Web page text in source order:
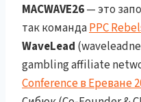
MACWAVE26— это
так командаPPC
WaveLead
gambling affiliate
Conference в Ереване